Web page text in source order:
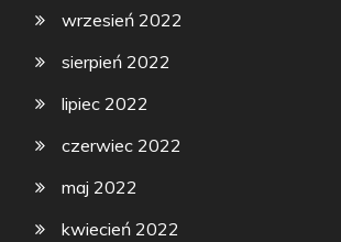
wrzesień 2022
sierpień 2022
lipiec 2022
czerwiec 2022
maj 2022
kwiecień 2022